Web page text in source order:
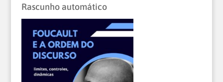
Rascunho automático